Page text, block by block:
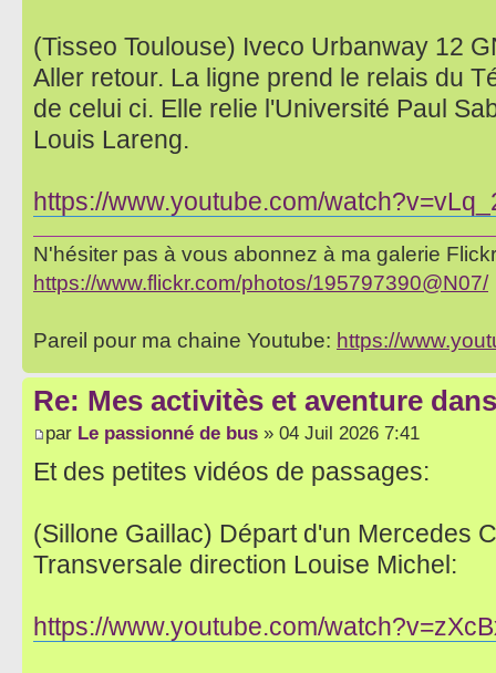
(Tisseo Toulouse) Iveco Urbanway 12
Aller retour. La ligne prend le relais du
de celui ci. Elle relie l'Université Paul
Louis Lareng.
https://www.youtube.com/
N'hésiter pas à vous abonnez à ma galerie
https://www.flickr.com/photos/195797390@N07/
Pareil pour ma chaine Youtube: https://
Re: Mes activitès et aventure
par Le passionné de bus » 04 Juil 2026 7:41
Et des petites vidéos de passages:
(Sillone Gaillac) Départ d'un Mercedes
Transversale direction Louise Michel:
https://www.youtube.com/